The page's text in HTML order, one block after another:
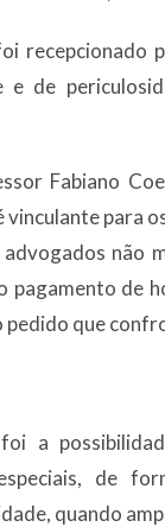
recepcionado
e de
Fabiano
vinculante para
não
pagamento de
que
a
de
quando